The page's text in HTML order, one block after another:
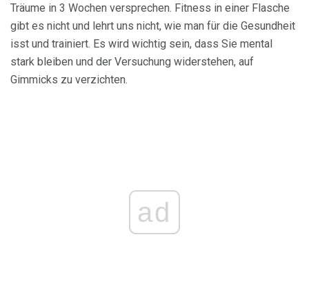
Träume in 3 Wochen versprechen. Fitness in einer Flasche
gibt es nicht und lehrt uns nicht, wie man für die Gesundheit
isst und trainiert. Es wird wichtig sein, dass Sie mental
stark bleiben und der Versuchung widerstehen, auf
Gimmicks zu verzichten.
ad